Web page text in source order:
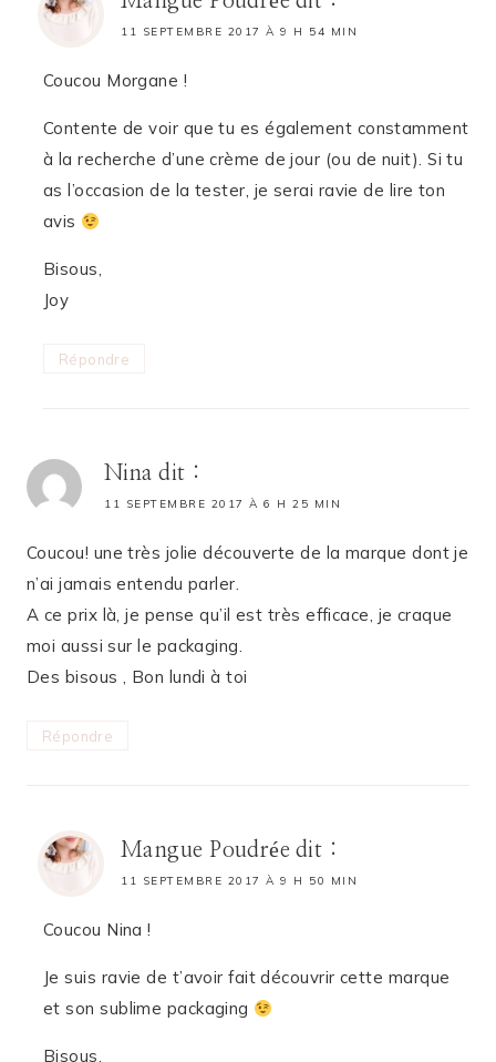
11 SEPTEMBRE 2017 À 9 H 54 MIN
Coucou Morgane !
Contente de voir que tu es également constamment
à la recherche d’une crème de jour (ou de nuit). Si tu
as l’occasion de la tester, je serai ravie de lire ton
avis
Bisous,
Joy
Répondre
Nina dit :
11 SEPTEMBRE 2017 À 6 H 25 MIN
Coucou! une très jolie découverte de la marque dont je
n’ai jamais entendu parler.
A ce prix là, je pense qu’il est très efficace, je craque
moi aussi sur le packaging.
Des bisous , Bon lundi à toi
Répondre
Mangue Poudrée dit :
11 SEPTEMBRE 2017 À 9 H 50 MIN
Coucou Nina !
Je suis ravie de t’avoir fait découvrir cette marque
et son sublime packaging
Bisous,